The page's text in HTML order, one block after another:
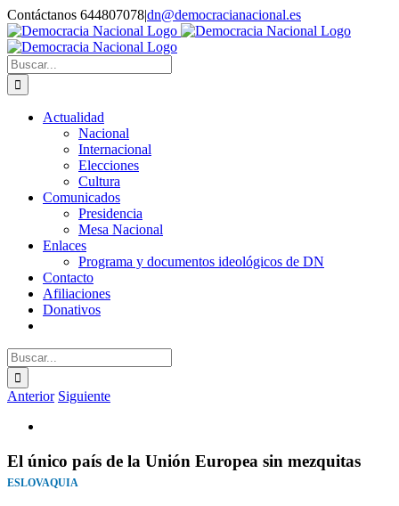
Saltar
al
contenido
Contáctanos 644807078|dn@democracianacional.es
Buscar:
Actualidad
Nacional
Internacional
Elecciones
Cultura
Comunicados
Presidencia
Mesa Nacional
Enlaces
Programa y documentos ideológicos de DN
Contacto
Afiliaciones
Donativos
Buscar:
Anterior Siguiente
más
grande
El único país de la Unión Europea sin mezquitas
ESLOVAQUIA